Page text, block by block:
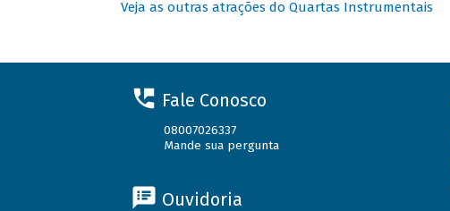
Veja as outras atrações do Quartas Instrumentais
Fale Conosco
08007026337
Mande sua pergunta
Ouvidoria